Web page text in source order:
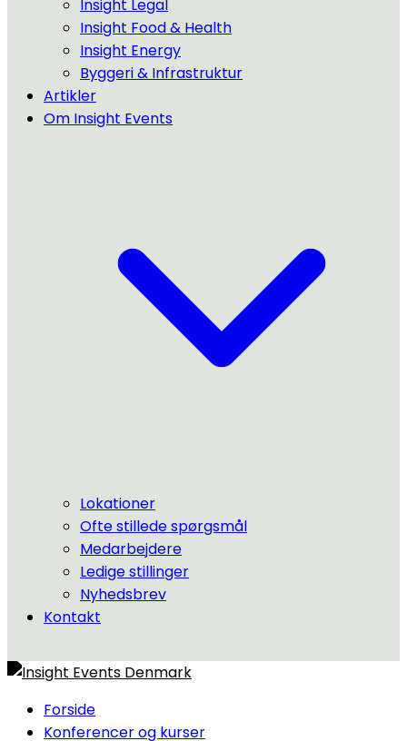
Insight Legal
Insight Food & Health
Insight Energy
Byggeri & Infrastruktur
Artikler
Om Insight Events
Lokationer
Ofte stillede spørgsmål
Medarbejdere
Ledige stillinger
Nyhedsbrev
Kontakt
Forside
Konferencer og kurser